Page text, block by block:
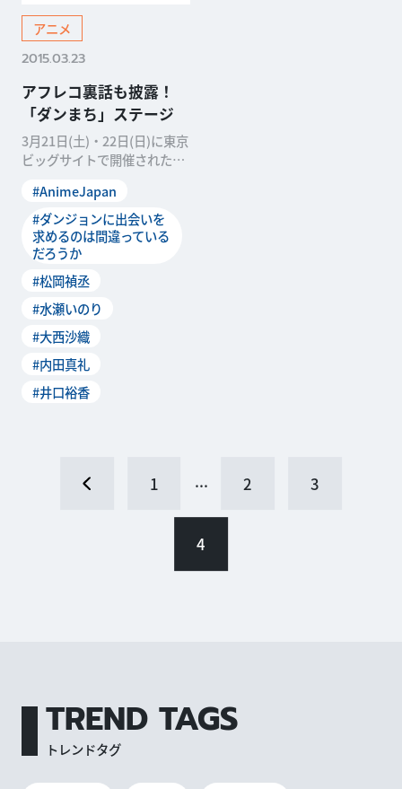
アニメ
2015.03.23
アフレコ裏話も披露！
「ダンまち」ステージ
3月21日(土)・22日(日)に東京
ビッグサイトで開催されたAn
#AnimeJapan
#ダンジョンに出会いを
求めるのは間違っている
だろうか
#松岡禎丞
#水瀬いのり
#大西沙織
#内田真礼
#井口裕香
1 ... 2 3
4
TREND TAGS
トレンドタグ